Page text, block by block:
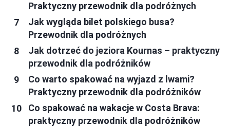
Praktyczny przewodnik dla podróżnych
Jak wygląda bilet polskiego busa?
Przewodnik dla podróżnych
Jak dotrzeć do jeziora Kournas – praktyczny
przewodnik dla podróżników
Co warto spakować na wyjazd z lwami?
Praktyczny przewodnik dla podróżników
Co spakować na wakacje w Costa Brava:
praktyczny przewodnik dla podróżników